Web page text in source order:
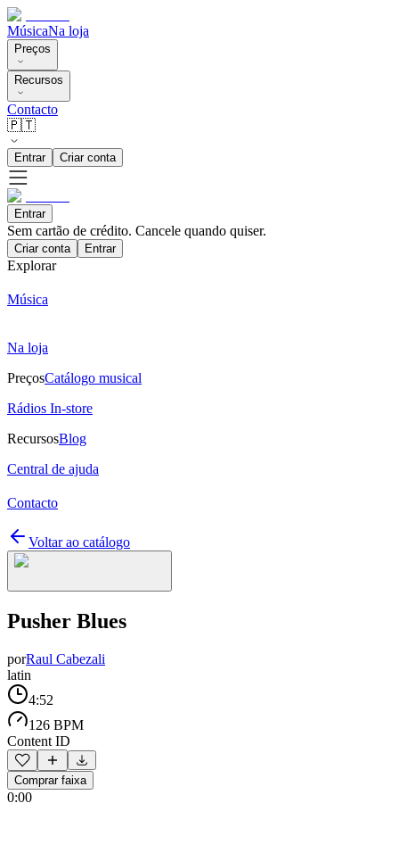
MúsicaNa loja
Preços
Recursos
Contacto
🇵🇹
Entrar Criar conta
Entrar
Sem cartão de crédito. Cancele quando quiser.
Criar conta Entrar
Explorar
Música
Na loja
PreçosCatálogo musical
Rádios In-store
RecursosBlog
Central de ajuda
Contacto
Voltar ao catálogo
Pusher Blues
porRaul Cabezali
latin
4:52
126 BPM
Content ID
Comprar faixa
0:00